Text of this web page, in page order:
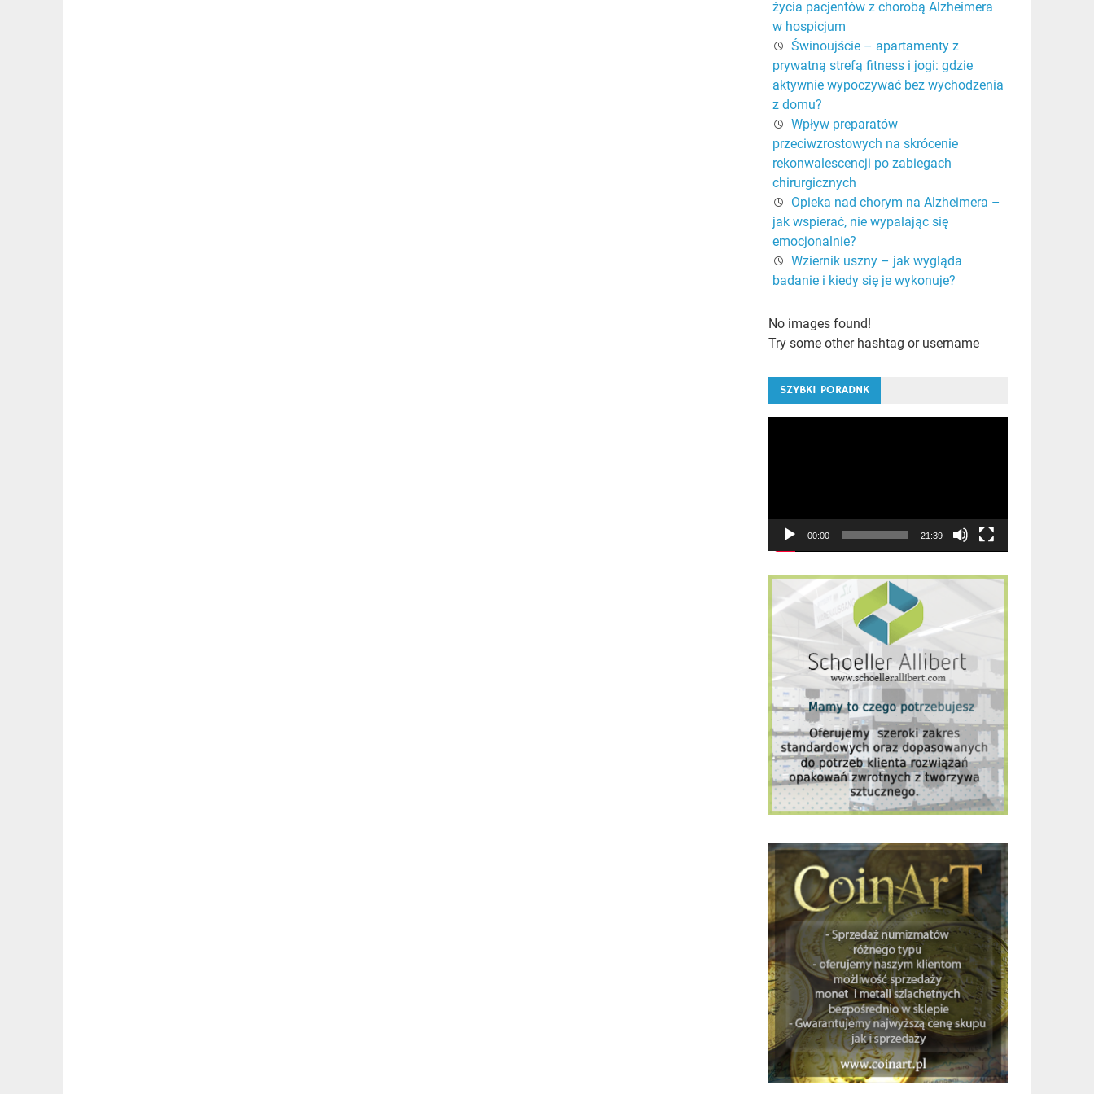
życia pacjentów z chorobą Alzheimera
w hospicjum
Świnoujście – apartamenty z
prywatną strefą fitness i jogi: gdzie
aktywnie wypoczywać bez wychodzenia
z domu?
Wpływ preparatów
przeciwzrostowych na skrócenie
rekonwalescencji po zabiegach
chirurgicznych
Opieka nad chorym na Alzheimera –
jak wspierać, nie wypalając się
emocjonalnie?
Wziernik uszny – jak wygląda
badanie i kiedy się je wykonuje?
No images found!
Try some other hashtag or username
SZYBKI PORADNK
00:00 21:39